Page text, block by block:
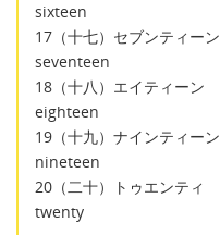
sixteen
17（十七）セブンティーン
seventeen
18（十八）エイティーン
eighteen
19（十九）ナインティーン
nineteen
20（二十）トゥエンティ
twenty